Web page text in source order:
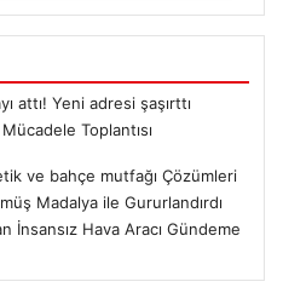
attı! Yeni adresi şaşırttı
Toplantısı
ve bahçe mutfağı Çözümleri
Madalya ile Gururlandırdı
İnsansız Hava Aracı Gündeme